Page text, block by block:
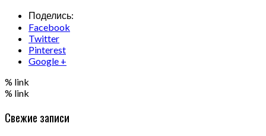
Поделись:
Facebook
Twitter
Pinterest
Google +
% link
% link
Свежие записи